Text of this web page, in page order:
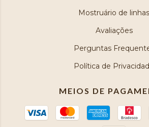
Mostruário de linhas
Avaliações
Perguntas
Política de
MEIOS DE